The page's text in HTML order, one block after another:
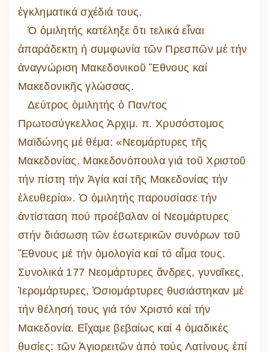
ἐγκληματικά σχέδιά τους.
Ὁ ὁμιλητής κατέληξε ὅτι τελικά εἶναι
ἀπαράδεκτη ἡ συμφωνία τῶν Πρεσπῶν μέ τήν
ἀναγνώριση Μακεδονικοῦ Ἔθνους καί
Μακεδονικῆς γλώσσας.
Δεύτρος ὁμιλητής ὁ Παν/τος
Πρωτοσύγκελλος Ἀρχιμ. π. Χρυσόστομος
Μαϊδώνης μέ θέμα: «Νεομάρτυρες τῆς
Μακεδονίας. Μακεδονόπουλα γιά τοῦ Χριστοῦ
τήν πίστη τήν Ἁγία καί τῆς Μακεδονίας τήν
ἐλευθερία». Ὁ ὁμιλητής παρουσίασε τήν
ἀντίσταση πού προέβαλαν οἱ Νεομάρτυρες
στήν διάσωση τῶν ἐσωτερικῶν συνόρων τοῦ
Ἔθνους μέ τήν ὁμολογία καί τό αἷμα τους.
Συνολικά 177 Νεομάρτυρες ἄνδρες, γυναῖκες,
Ἱερομάρτυρες, Ὁσιομάρτυρες θυσιάστηκαν μέ
τήν θέλησή τους γιά τόν Χριστό καί τήν
Μακεδονία. Εἴχαμε βεβαίως καί 4 ὁμαδικές
θυσίες: τῶν Ἁγιορειτῶν ἀπό τούς Λατίνους ἐπί